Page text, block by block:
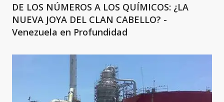
DE LOS NÚMEROS A LOS QUÍMICOS: ¿LA
NUEVA JOYA DEL CLAN CABELLO? -
Venezuela en Profundidad